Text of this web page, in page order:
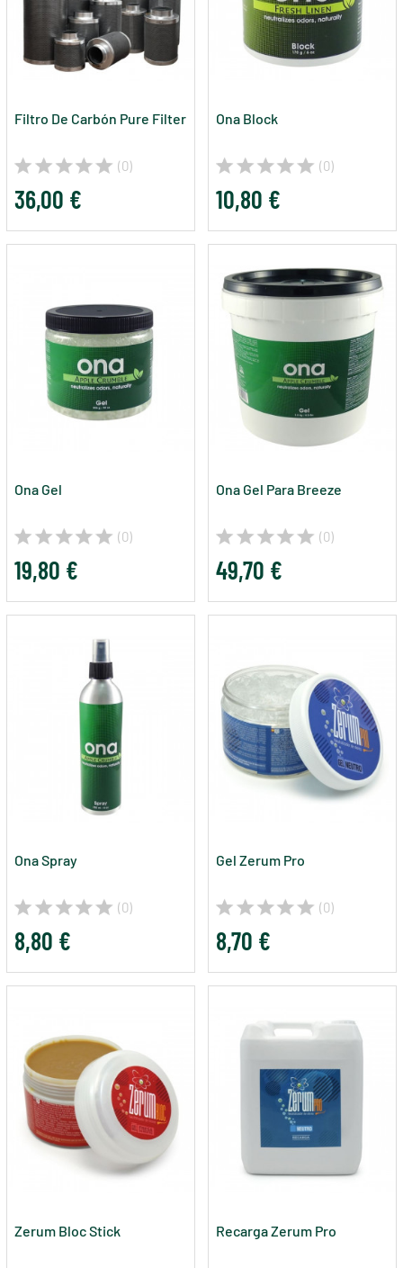
Filtro De Carbón Pure Filter
(0)
36,00 €
Ona Block
(0)
10,80 €
Ona Gel
(0)
19,80 €
Ona Gel Para Breeze
(0)
49,70 €
Ona Spray
(0)
8,80 €
Gel Zerum Pro
(0)
8,70 €
Zerum Bloc Stick Recarga Zerum Pro